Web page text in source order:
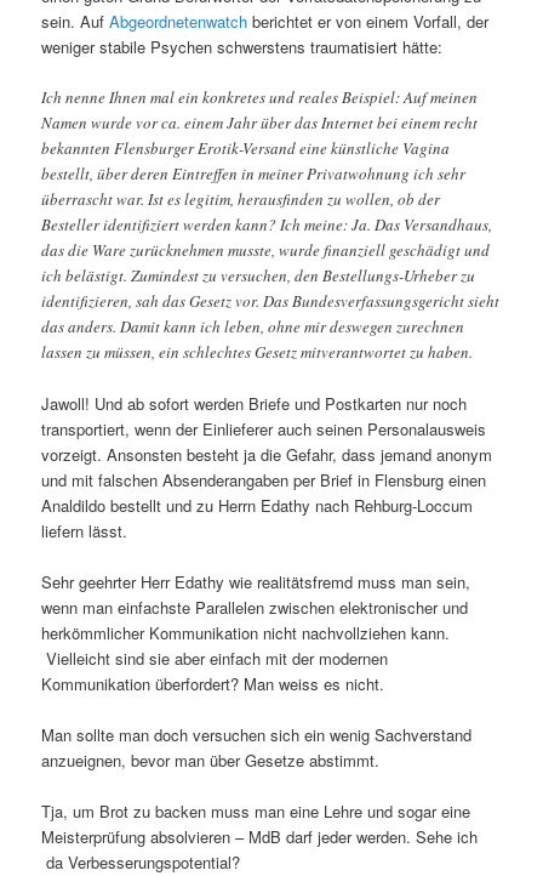
sein. AufAbgeordnetenwatchberichtet er von einem Vorfall, der
weniger stabile Psychen schwerstens traumatisiert hätte:
Ich nenne Ihnen mal ein konkretes und reales Beispiel: Auf meinen
Namen wurde vor ca. einem Jahr über das Internet bei einem recht
bekannten Flensburger Erotik-Versand eine künstliche Vagina
bestellt, über deren Eintreffen in meiner Privatwohnung ich sehr
überrascht war. Ist es legitim, herausfinden zu wollen, ob der
Besteller identifiziert werden kann? Ich meine: Ja. Das Versandhaus,
das die Ware zurücknehmen musste, wurde finanziell geschädigt und
ich belästigt. Zumindest zu versuchen, den Bestellungs-Urheber zu
identifizieren, sah das Gesetz vor. Das Bundesverfassungsgericht sieht
das anders. Damit kann ich leben, ohne mir deswegen zurechnen
lassen zu müssen, ein schlechtes Gesetz mitverantwortet zu haben.
Jawoll! Und ab sofort werden Briefe und Postkarten nur noch
transportiert, wenn der Einlieferer auch seinen Personalausweis
vorzeigt. Ansonsten besteht ja die Gefahr, dass jemand anonym
und mit falschen Absenderangaben per Brief in Flensburg einen
Analdildo bestellt und zu Herrn Edathy nach Rehburg-Loccum
liefern lässt.
Sehr geehrter Herr Edathy wie realitätsfremd muss man sein,
wenn man einfachste Parallelen zwischen elektronischer und
herkömmlicher Kommunikation nicht nachvollziehen kann.
Vielleicht sind sie aber einfach mit der modernen
Kommunikation überfordert? Man weiss es nicht.
Man sollte man doch versuchen sich ein wenig Sachverstand
anzueignen, bevor man über Gesetze abstimmt.
Tja, um Brot zu backen muss man eine Lehre und sogar eine
Meisterprüfung absolvieren – MdB darf jeder werden. Sehe ich
da Verbesserungspotential?